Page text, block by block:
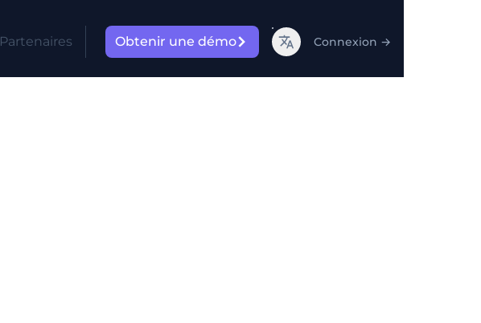
Partenaires Obtenir une démo Connexion →